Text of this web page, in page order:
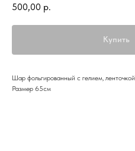
500,00 р.
Купить
Шар фольгированный с гелием,
Размер 65см